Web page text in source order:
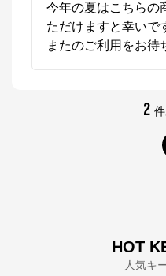
今年の夏はこちらの
ただけますと幸いで
またのご利用をお待
2
HOT
人気キ